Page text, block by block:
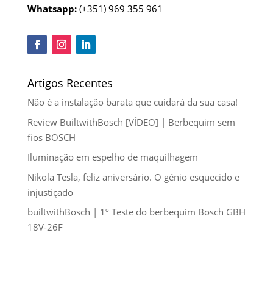
Whatsapp:(+351) 969 355 961
Artigos Recentes
Não é a instalação barata que cuidará da sua casa!
Review BuiltwithBosch [VÍDEO] | Berbequim sem
fios BOSCH
Iluminação em espelho de maquilhagem
Nikola Tesla, feliz aniversário. O génio esquecido e
injustiçado
builtwithBosch | 1º Teste do berbequim Bosch GBH
18V-26F